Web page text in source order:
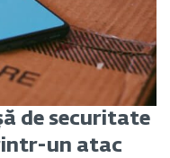
de securitate
un atac